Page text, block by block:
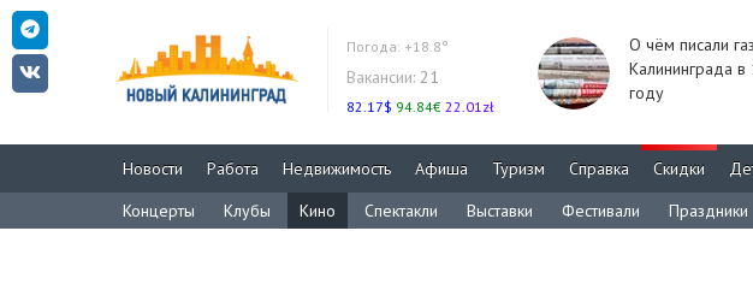
Погода: +18.8°
Вакансии: 21
82.17$ 94.84€ 22.01zł
О чём писали
Калининграда в
году
Новости Работа Недвижимость Афиша Туризм Справка Скидки
Концерты
Клубы Кино Спектакли Выставки Фестивали Праздники